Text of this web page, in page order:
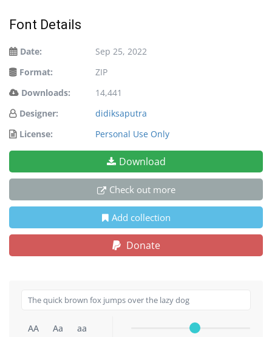
Font Details
Date:
Sep 25, 2022
Format:
ZIP
Downloads:
14,441
Designer:
didiksaputra
License:
Personal Use Only
Download
Check out more
Add collection
Donate
AA Aa aa